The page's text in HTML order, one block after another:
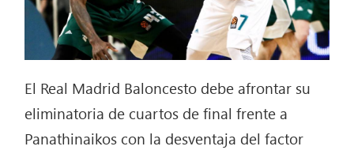
El Real Madrid Baloncesto debe afrontar su
eliminatoria de cuartos de final frente a
Panathinaikos con la desventaja del factor